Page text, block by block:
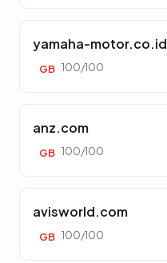
yamaha-motor.co.id
GB 100/100
anz.com
GB 100/100
avisworld.com
GB 100/100